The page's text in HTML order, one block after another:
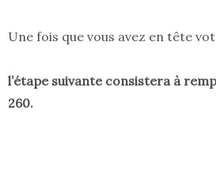
Une fois que vous avez en tête
l’étape suivante consistera à
260.